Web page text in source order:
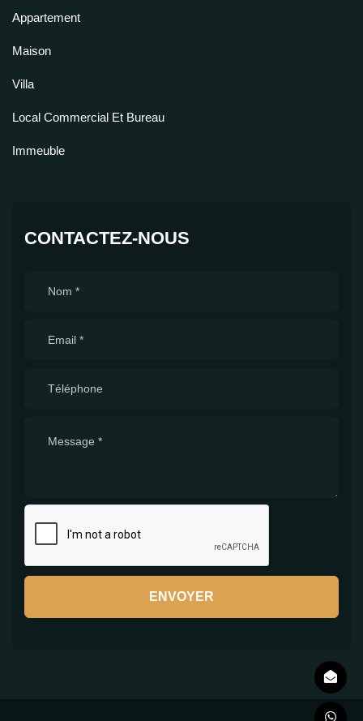
Appartement
Maison
Villa
Local Commercial Et Bureau
Immeuble
CONTACTEZ-NOUS
ENVOYER